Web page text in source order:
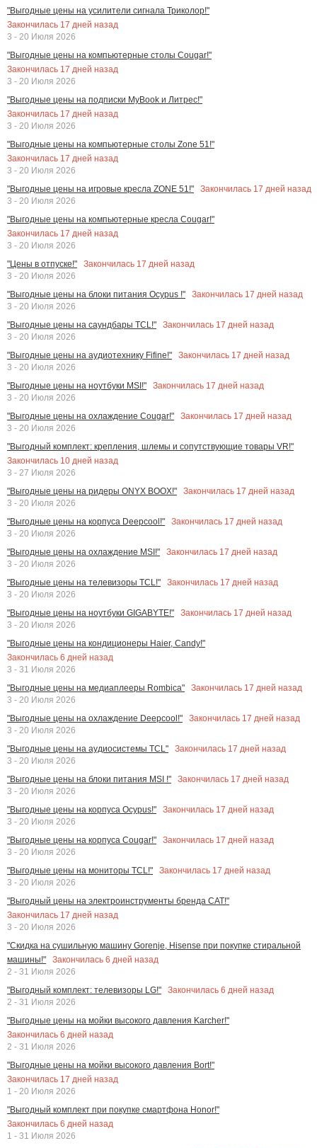
"Выгодные цены на усилители сигнала Триколор!"
Закончилась 17 дней назад
3 - 20 Июля 2026
"Выгодные цены на компьютерные столы Cougar!"
Закончилась 17 дней назад
3 - 20 Июля 2026
"Выгодные цены на подписки MyBook и Литрес!"
Закончилась 17 дней назад
3 - 20 Июля 2026
"Выгодные цены на компьютерные столы Zone 51!"
Закончилась 17 дней назад
3 - 20 Июля 2026
"Выгодные цены на игровые кресла ZONE 51!"
Закончилась 17 дней назад
3 - 20 Июля 2026
"Выгодные цены на компьютерные кресла Cougar!"
Закончилась 17 дней назад
3 - 20 Июля 2026
"Цены в отпуске!"
Закончилась 17 дней назад
3 - 20 Июля 2026
"Выгодные цены на блоки питания Ocypus !"
Закончилась 17 дней назад
3 - 20 Июля 2026
"Выгодные цены на саундбары TCL!"
Закончилась 17 дней назад
3 - 20 Июля 2026
"Выгодные цены на аудиотехнику Fifine!"
Закончилась 17 дней назад
3 - 20 Июля 2026
"Выгодные цены на ноутбуки MSI!"
Закончилась 17 дней назад
3 - 20 Июля 2026
"Выгодные цены на охлаждение Cougar!"
Закончилась 17 дней назад
3 - 20 Июля 2026
"Выгодный комплект: крепления, шлемы и сопутствующие товары VR!"
Закончилась 10 дней назад
3 - 27 Июля 2026
"Выгодные цены на ридеры ONYX BOOX!"
Закончилась 17 дней назад
3 - 20 Июля 2026
"Выгодные цены на корпуса Deepcool!"
Закончилась 17 дней назад
3 - 20 Июля 2026
"Выгодные цены на охлаждение MSI!"
Закончилась 17 дней назад
3 - 20 Июля 2026
"Выгодные цены на телевизоры TCL!"
Закончилась 17 дней назад
3 - 20 Июля 2026
"Выгодные цены на ноутбуки GIGABYTE!"
Закончилась 17 дней назад
3 - 20 Июля 2026
"Выгодные цены на кондиционеры Haier, Candy!"
Закончилась 6 дней назад
3 - 31 Июля 2026
"Выгодные цены на медиаплееры Rombica"
Закончилась 17 дней назад
3 - 20 Июля 2026
"Выгодные цены на охлаждение Deepcool!"
Закончилась 17 дней назад
3 - 20 Июля 2026
"Выгодные цены на аудиосистемы TCL"
Закончилась 17 дней назад
3 - 20 Июля 2026
"Выгодные цены на блоки питания MSI !"
Закончилась 17 дней назад
3 - 20 Июля 2026
"Выгодные цены на корпуса Ocypus!"
Закончилась 17 дней назад
3 - 20 Июля 2026
"Выгодные цены на корпуса Cougar!"
Закончилась 17 дней назад
3 - 20 Июля 2026
"Выгодные цены на мониторы TCL!"
Закончилась 17 дней назад
3 - 20 Июля 2026
"Выгодный цены на электроинструменты бренда CAT!"
Закончилась 17 дней назад
3 - 20 Июля 2026
"Скидка на сушильную машину Gorenje, Hisense при покупке стиральной
машины!"
Закончилась 6 дней назад
2 - 31 Июля 2026
"Выгодный комплект: телевизоры LG!"
Закончилась 6 дней назад
2 - 31 Июля 2026
"Выгодные цены на мойки высокого давления Karcher!"
Закончилась 6 дней назад
2 - 31 Июля 2026
"Выгодные цены на мойки высокого давления Bort!"
Закончилась 17 дней назад
1 - 20 Июля 2026
"Выгодный комплект при покупке смартфона Honor!"
Закончилась 6 дней назад
1 - 31 Июля 2026